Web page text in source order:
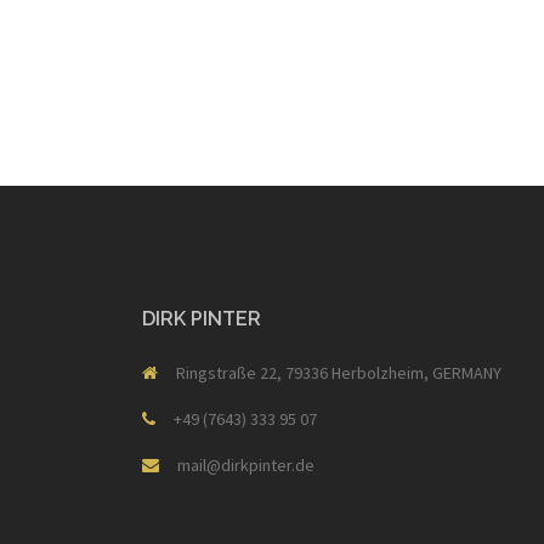
DIRK PINTER
Ringstraße 22, 79336 Herbolzheim, GERMANY
+49 (7643) 333 95 07
mail@dirkpinter.de